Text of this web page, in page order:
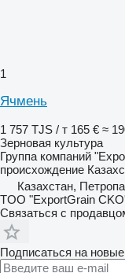
1
Ячмень
1 757 TJS / т 165 € ≈
Зерновая культура
Группа компаний
происхождение
Казахстан,
TOO "ExportGrain
Связаться с
Подписаться на